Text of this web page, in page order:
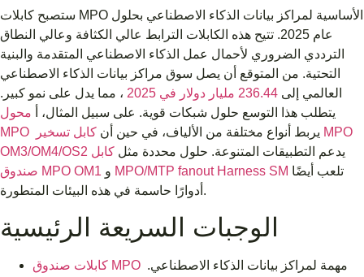
ستصبح كابلات MPO الأساسية لمراكز بيانات الذكاء الاصطناعي بحلول
عام 2025. تتيح هذه الكابلات الترابط عالي الكثافة وعالي النطاق
الترددي الضروري لأحمال عمل الذكاء الاصطناعي المتقدمة والبنية
التحتية. من المتوقع أن يصل سوق مراكز بيانات الذكاء الاصطناعي
العالمي إلى 236.44 مليار دولار في 2025
، مما يدل على نمو كبير.
يتطلب هذا التوسع حلول شبكات قوية. على سبيل المثال، أ محول
MPO
يربط أنواع مختلفة من الألياف، في حين أن كابل تسخير MPO
OM3/OM4/OS2
يدعم التطبيقات المتنوعة. حلول محددة مثل كابل
صندوق MPO OM1
MPO/MTP fanout Harness SM
أدوارًا حاسمة في هذه البيئات المتطورة.
الوجبات السريعة الرئيسية
كابلات صندوق MPO